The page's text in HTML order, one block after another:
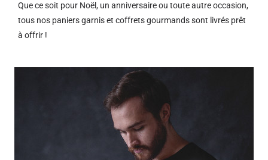
Que ce soit pour Noël, un anniversaire ou toute autre occasion,
tous nos paniers garnis et coffrets gourmands sont livrés prêt
à offrir !